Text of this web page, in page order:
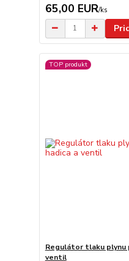
65,00 EUR/ks
TOP produkt
Regulátor tlaku plynu
ventil